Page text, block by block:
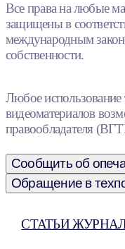
Все права на любые
защищены в
международным
собственности.
Любое использование
видеоматериалов
правообладателя
Сообщить об
Обращение в
СТАТЬИ